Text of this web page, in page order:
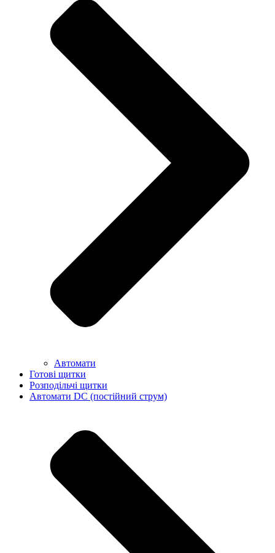
Автомати
Готові щитки
Розподільчі щитки
Автомати DC (постійний струм)